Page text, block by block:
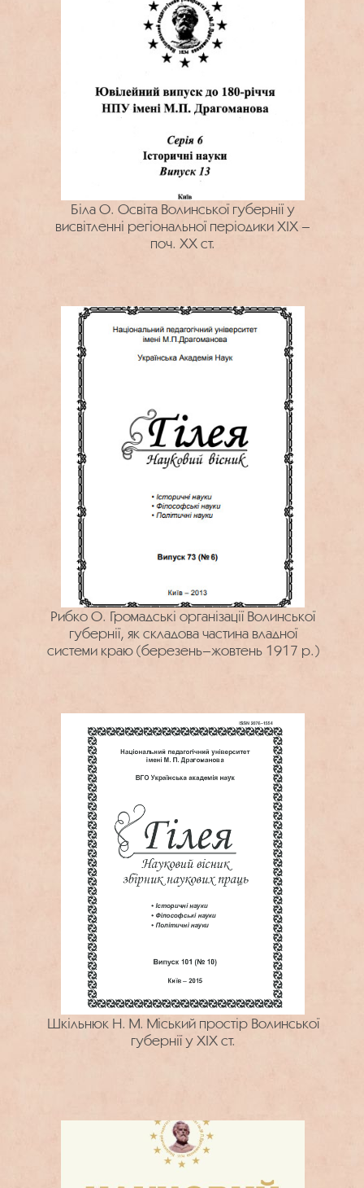
Біла О. Освіта Волинської губернії у
висвітленні регіональної періодики ХІХ –
поч. ХХ ст.
Рибко О. Громадські організації Волинської
губернії, як складова частина владної
системи краю (березень–жовтень 1917 р.)
Шкільнюк Н. М. Міський простір Волинської
губернії у ХІХ ст.